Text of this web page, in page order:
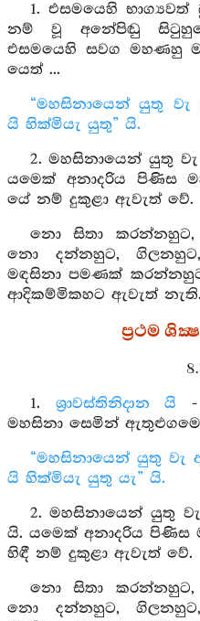
1. එසමයෙහි
නම් වූ අනේපිඬු
එසමයෙහි සවග මහණහු
යෙත් ...
“මහසිනායෙන් යුතු
යි හික්මියැ යුතු” යි.
2. මහසිනායෙන් යුතු
යමෙක් අනාදරිය පිණිස
යේ නම් දුකුළා ඇවැත් වේ.
නො සිතා
නො දන්නහුට,
මඳසිනා පමණක්
ආදිකම්මිකහට ඇවැත් නැති.
ප්‍රථම
1. ශ්‍රාවස්තිනිදාන යි -
මහසිනා සෙමින්
“මහසිනායෙන් යුතු
යි හික්මියැ යුතු යැ” යි.
2. මහසිනායෙන් යුතු
යි. යමෙක් අනාදරිය
හිඳී නම් දුකුළා ඇවැත් වේ.
නො සිතා
නො දන්නහුට,